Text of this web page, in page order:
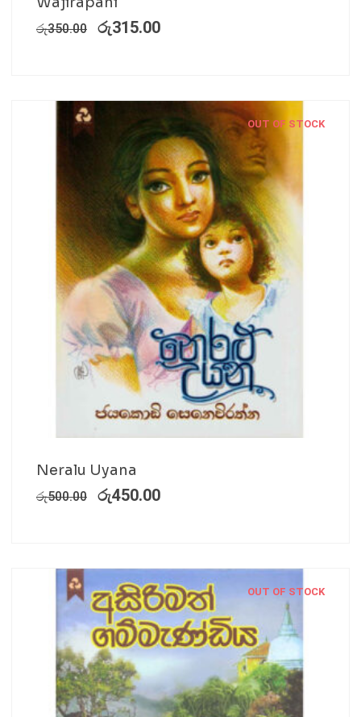
රු350.00 රු315.00
OUT OF STOCK
Neralu Uyana
රු500.00 රු450.00
OUT OF STOCK